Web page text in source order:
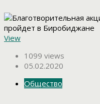
View
1099 views
05.02.2020
Общество